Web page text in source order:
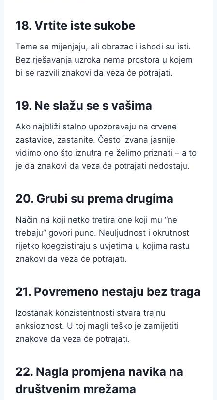
18. Vrtite iste sukobe
Teme se mijenjaju, ali obrazac i ishodi su isti.
Bez rješavanja uzroka nema prostora u kojem
bi se razvili znakovi da veza će potrajati.
19. Ne slažu se s vašima
Ako najbliži stalno upozoravaju na crvene
zastavice, zastanite. Često izvana jasnije
vidimo ono što iznutra ne želimo priznati – a to
je da znakovi da veza će potrajati nedostaju.
20. Grubi su prema drugima
Način na koji netko tretira one koji mu “ne
trebaju” govori puno. Neuljudnost i okrutnost
rijetko koegzistiraju s uvjetima u kojima rastu
znakovi da veza će potrajati.
21. Povremeno nestaju bez traga
Izostanak konzistentnosti stvara trajnu
anksioznost. U toj magli teško je zamijetiti
znakove da veza će potrajati.
22. Nagla promjena navika na
društvenim mrežama